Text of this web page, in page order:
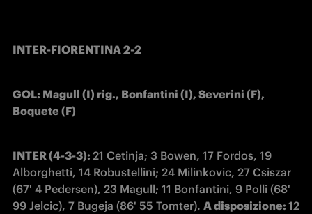
INTER-FIORENTINA 2-2
GOL: Magull (I) rig., Bonfantini (I), Severini (F),
Boquete (F)
INTER (4-3-3): 21 Cetinja; 3 Bowen, 17 Fordos, 19
Alborghetti, 14 Robustellini; 24 Milinkovic, 27 Csiszar
(67' 4 Pedersen), 23 Magull; 11 Bonfantini, 9 Polli (68'
99 Jelcic), 7 Bugeja (86' 55 Tomter). A disposizione: 12